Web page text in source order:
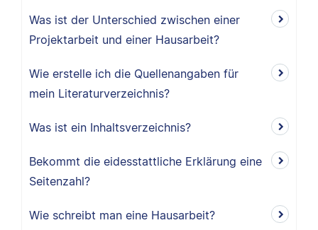
Was ist der Unterschied zwischen einer
Projektarbeit und einer Hausarbeit?
Wie erstelle ich die Quellenangaben für
mein Literaturverzeichnis?
Was ist ein Inhaltsverzeichnis?
Bekommt die eidesstattliche Erklärung eine
Seitenzahl?
Wie schreibt man eine Hausarbeit?